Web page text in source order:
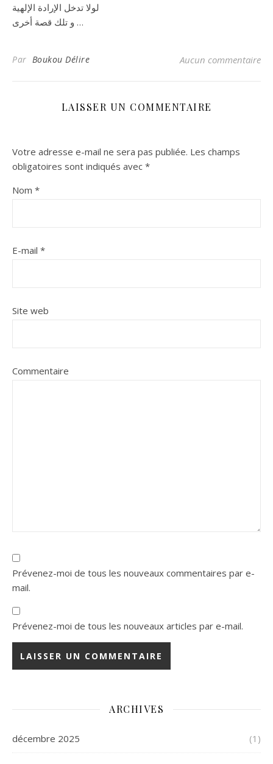
لولا تدخل الإرادة الإلهية
و تلك قصة أخرى …
Par Boukou Délire Aucun commentaire
LAISSER UN COMMENTAIRE
Votre adresse e-mail ne sera pas publiée. Les champs
obligatoires sont indiqués avec *
Nom *
E-mail *
Site web
Commentaire
Prévenez-moi de tous les nouveaux commentaires par e-
mail.
Prévenez-moi de tous les nouveaux articles par e-mail.
ARCHIVES
décembre 2025 (1)